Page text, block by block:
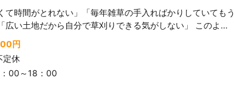
て時間がとれない」「毎年雑草の手入ればかりしていてもう
い土地だから自分で草刈りできる気がしない」 このよう
業にお任せください！草刈りは時間と体力の必要な作業で
わって草刈りは機械で手際よくおこない、機械が入らない場
るなど臨機応変に対応します！とくに広い土地だとご自分で
す。当店では草を刈るほか、刈った草の収集・ゴミ処分まで
円
定休
00～18：00